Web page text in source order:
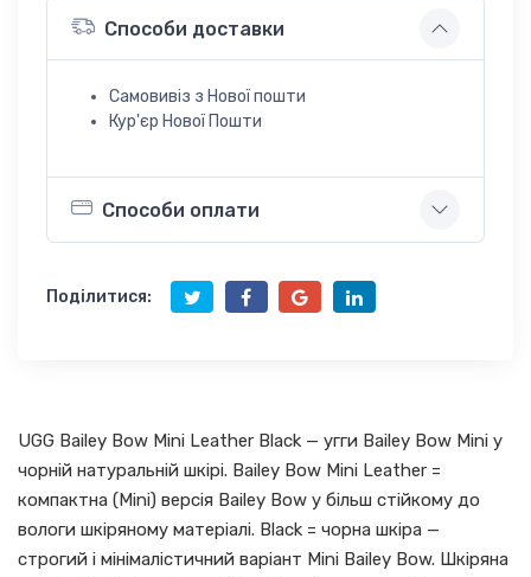
Способи доставки
Самовивіз з Нової пошти
Кур'єр Нової Пошти
Способи оплати
Поділитися:
UGG Bailey Bow Mini Leather Black — угги Bailey Bow Mini у
чорній натуральній шкірі. Bailey Bow Mini Leather =
компактна (Mini) версія Bailey Bow у більш стійкому до
вологи шкіряному матеріалі. Black = чорна шкіра —
строгий і мінімалістичний варіант Mini Bailey Bow. Шкіряна